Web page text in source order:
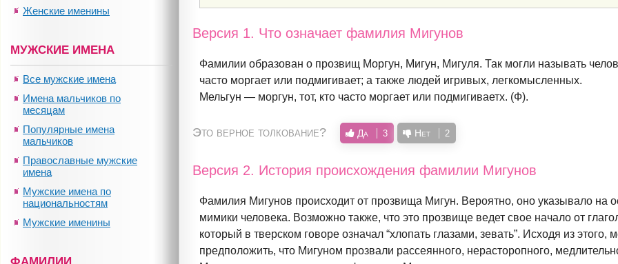
Версия 1. Что означает фамилия Мигунов
Фамилии образован о прозвищ Моргун, Мигун, Мигуля. Так могли называть
часто моргает или подмигивает; а также людей игривых, легкомысленных.
Мельгун — моргун, тот, кто часто моргает или подмигиваетх. (Ф).
Это верное толкование? Да 3 Нет 2
Версия 2. История происхождения фамилии Мигунов
Фамилия Мигунов происходит от прозвища Мигун. Вероятно, оно указывало на
мимики человека. Возможно также, что это прозвище ведет свое начало от
который в тверском говоре означал “хлопать глазами, зевать”. Исходя из этого,
предположить, что Мигуном прозвали рассеянного, нерасторопного,
Женские именины
МУЖСКИЕ ИМЕНА
Все мужские имена
Имена мальчиков по
месяцам
Популярные имена
мальчиков
Православные мужские
имена
Мужские имена по
национальностям
Мужские именины